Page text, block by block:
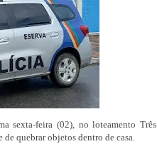
sexta-feira (02), no loteamento Três
de quebrar objetos dentro de casa.